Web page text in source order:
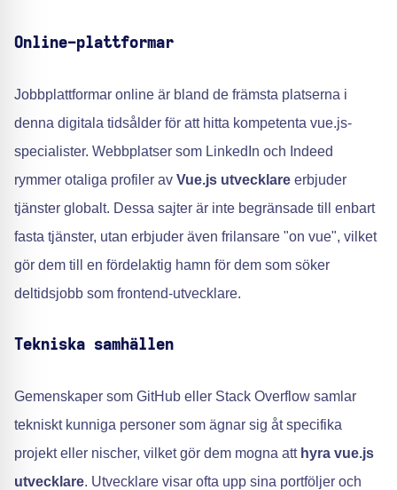
Online-plattformar
Jobbplattformar online är bland de främsta platserna i
denna digitala tidsålder för att hitta kompetenta vue.js-
specialister. Webbplatser som LinkedIn och Indeed
rymmer otaliga profiler av Vue.js utvecklare erbjuder
tjänster globalt. Dessa sajter är inte begränsade till enbart
fasta tjänster, utan erbjuder även frilansare "on vue", vilket
gör dem till en fördelaktig hamn för dem som söker
deltidsjobb som frontend-utvecklare.
Tekniska samhällen
Gemenskaper som GitHub eller Stack Overflow samlar
tekniskt kunniga personer som ägnar sig åt specifika
projekt eller nischer, vilket gör dem mogna att hyra vue.js
utvecklare. Utvecklare visar ofta upp sina portföljer och